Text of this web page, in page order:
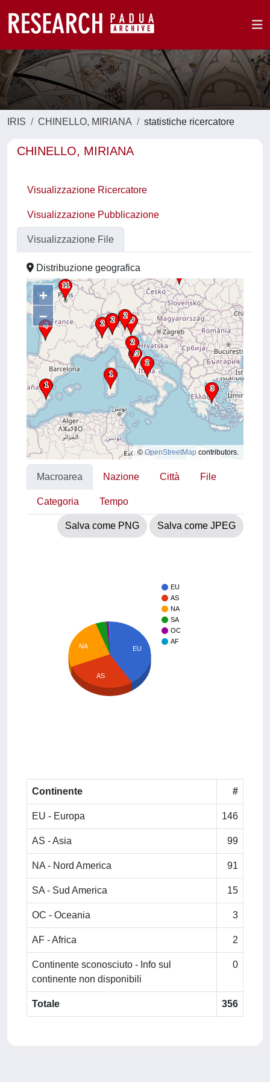
IRIS CHINELLO, MIRIANA statistiche ricercatore
CHINELLO, MIRIANA
Visualizzazione Ricercatore
Visualizzazione Pubblicazione
Visualizzazione File
Distribuzione geografica
+
–
©OpenStreetMap contributors.
Macroarea Nazione Città File
Categoria Tempo
Salva come PNG Salva come JPEG
EU
AS
NA
SA
OC
AF
EU
NA
AS
Continente #
EU - Europa 146
AS - Asia 99
NA - Nord America 91
SA - Sud America 15
OC - Oceania 3
AF - Africa 2
Continente sconosciuto - Info sul
continente non disponibili
0
Totale 356